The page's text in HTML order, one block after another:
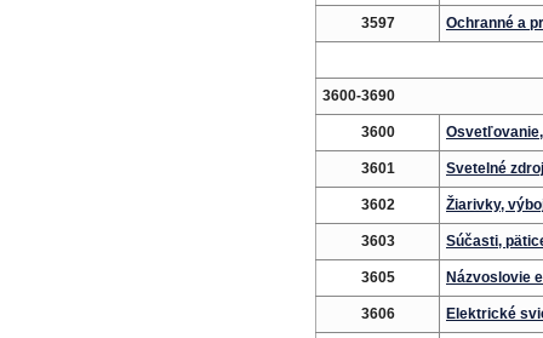
3597 Ochranné a
3600-3690
3600
3601 Svetelné
3602 Žiarivky,
3603 Súčasti,
3605 Názvoslovie
3606 Elektrické